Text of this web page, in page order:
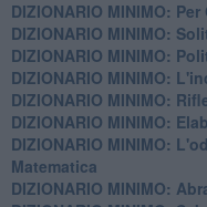
DIZIONARIO MINIMO: Per
DIZIONARIO MINIMO:
DIZIONARIO MINIMO:
DIZIONARIO MINIMO:
DIZIONARIO MINIMO:
DIZIONARIO MINIMO:
DIZIONARIO MINIMO:
​Matematica
DIZIONARIO MINIMO: